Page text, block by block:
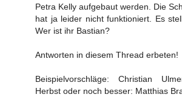
Petra Kelly aufgebaut werden. Die
hat ja leider nicht funktioniert. Es
Wer ist ihr Bastian?
Antworten in diesem Thread erbeten!
Beispielvorschläge: Christian
Herbst oder noch besser: Matthias